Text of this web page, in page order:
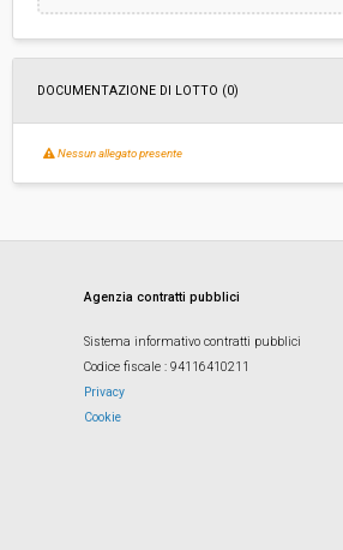
DOCUMENTAZIONE DI LOTTO (0)
Nessun allegato presente
Agenzia contratti pubblici
Sistema informativo contratti pubblici
Codice fiscale : 94116410211
Privacy
Cookie